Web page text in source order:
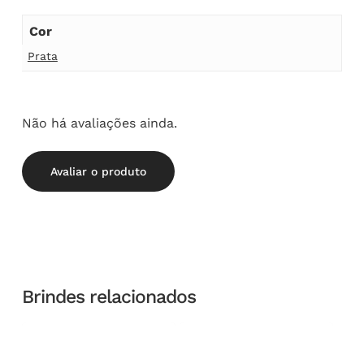
Cor
Prata
Não há avaliações ainda.
Avaliar o produto
Brindes relacionados